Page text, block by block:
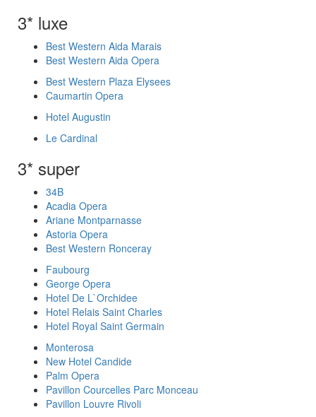
3* luxe
Best Western Aida Marais
Best Western Aida Opera
Best Western Plaza Elysees
Caumartin Opera
Hotel Augustin
Le Cardinal
3* super
34B
Acadia Opera
Ariane Montparnasse
Astoria Opera
Best Western Ronceray
Faubourg
George Opera
Hotel De L`Orchidee
Hotel Relais Saint Charles
Hotel Royal Saint Germain
Monterosa
New Hotel Candide
Palm Opera
Pavillon Courcelles Parc Monceau
Pavillon Louvre Rivoli